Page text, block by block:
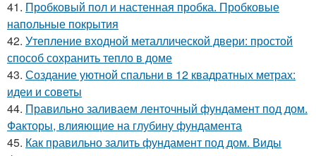
41. Пробковый пол и настенная пробка. Пробковые
напольные покрытия
42. Утепление входной металлической двери: простой
способ сохранить тепло в доме
43. Создание уютной спальни в 12 квадратных метрах:
идеи и советы
44. Правильно заливаем ленточный фундамент под дом.
Факторы, влияющие на глубину фундамента
45. Как правильно залить фундамент под дом. Виды